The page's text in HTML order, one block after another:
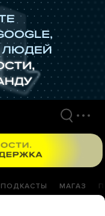
ПОДКАСТЫ МАГАЗ